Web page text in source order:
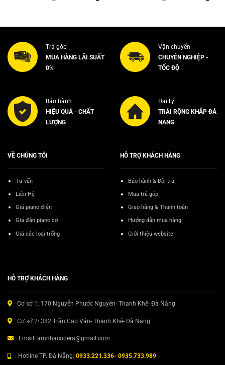
hiện
hiện
Trả góp
MUA HÀNG LÃI SUẤT
0%
Vận chuyển
CHUYÊN NGHIỆP -
TỐC ĐỘ
Bảo hành
HIỆU QUẢ - CHẤT
LƯỢNG
Đại Lý
TRẢI RỘNG KHẮP ĐÀ
NẴNG
VỀ CHÚNG TÔI
Tư vấn
Liên Hệ
Giá piano điện
Giá đàn piano cơ
Giá các loại trống
HỖ TRỢ KHÁCH HÀNG
Bảo hành & Đổi trả
Mua trả góp
Giao hàng & Thanh toán
Hướng dẫn mua hàng
Giới thiệu website
HỖ TRỢ KHÁCH HÀNG
Cơ sở 1: 170 Nguyễn Phước Nguyên- Thanh Khê- Đà Nẵng
Cơ sở 2: 382 Trần Cao Vân- Thanh Khê- Đà Nẵng
Email: amnhacopera@gmail.com
Hotline TP. Đà Nẵng: 0933.221.336- 0935.733.989